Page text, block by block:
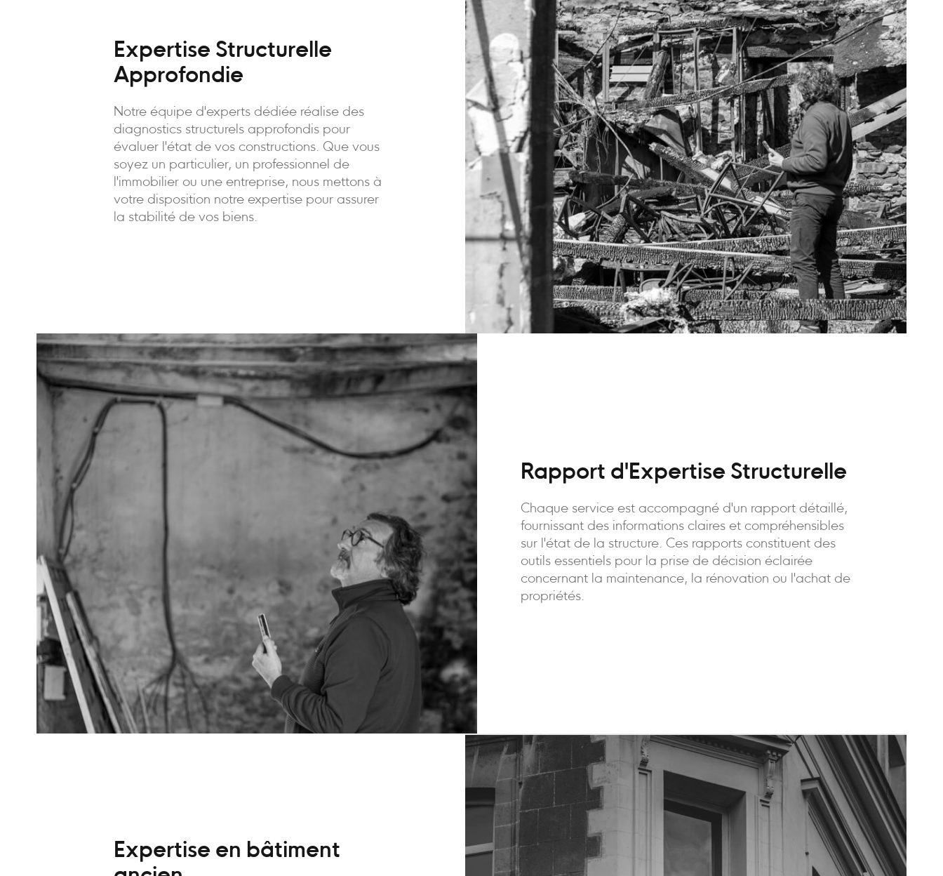
Expertise Structurelle
Approfondie
Notre équipe d'experts dédiée réalise des
diagnostics structurels approfondis pour
évaluer l'état de vos constructions. Que vous
soyez un particulier, un professionnel de
l'immobilier ou une entreprise, nous mettons à
votre disposition notre expertise pour assurer
la stabilité de vos biens.
Rapport d'Expertise Structurelle
Chaque service est accompagné d'un rapport détaillé,
fournissant des informations claires et compréhensibles
sur l'état de la structure. Ces rapports constituent des
outils essentiels pour la prise de décision éclairée
concernant la maintenance, la rénovation ou l'achat de
propriétés.
Expertise en bâtiment